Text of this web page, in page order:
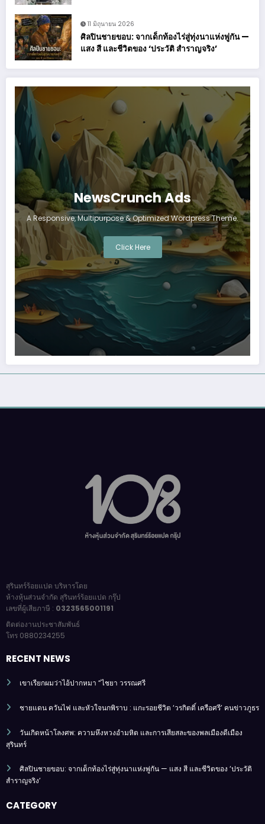
11 มิถุนายน 2026
ศิลปินชายขอบ: จากเด็กท้องไร่สู่ทุ่งนาแห่งพู่กัน —
แสง สี และชีวิตของ ‘ประวัติ สำราญจริง’
NewsCrunch Ads
A Responsive, Multipurpose & Optimized Wordpress Theme.
Click Here
สุรินทร์ร้อยแปด บริหารโดย
ห้างหุ้นส่วนจำกัด สุรินทร์ร้อยแปด กรุ๊ป
เลขที่ผู้เสียภาษี : 0323565001191
ติดต่องานประชาสัมพันธ์
โทร 0880234255
RECENT NEWS
เขาเรียกผมว่าไอ้ปากหมา “ไชยา วรรณศรี
ชายแดน ควันไฟ และหัวใจนกพิราบ : แกะรอยชีวิต ‘วรกิตติ์ เครือศรี’ คนข่าวภูธร
วันเกิดหน้าโลงศพ: ความหึงหวงอำมหิต และการเสียสละของพลเมืองดีเมือง
สุรินทร์
ศิลปินชายขอบ: จากเด็กท้องไร่สู่ทุ่งนาแห่งพู่กัน — แสง สี และชีวิตของ ‘ประวัติ
สำราญจริง’
CATEGORY